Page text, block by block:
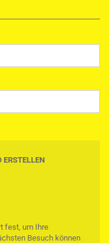
ERSTELLEN
fest, um Ihre
Besuch können